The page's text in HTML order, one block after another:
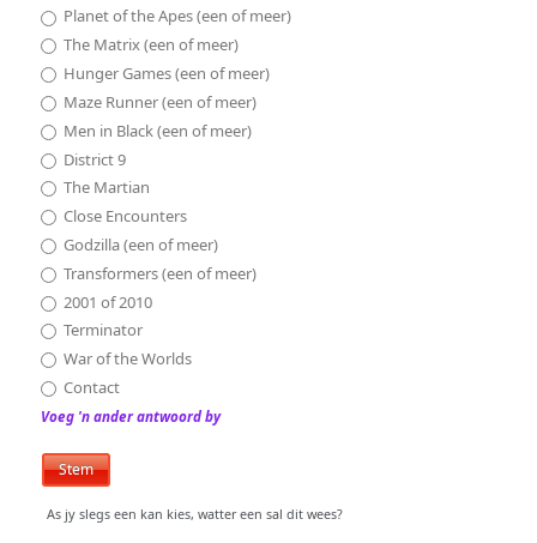
Planet of the Apes (een of meer)
The Matrix (een of meer)
Hunger Games (een of meer)
Maze Runner (een of meer)
Men in Black (een of meer)
District 9
The Martian
Close Encounters
Godzilla (een of meer)
Transformers (een of meer)
2001 of 2010
Terminator
War of the Worlds
Contact
Voeg 'n ander antwoord by
As jy slegs een kan kies, watter een sal dit wees?